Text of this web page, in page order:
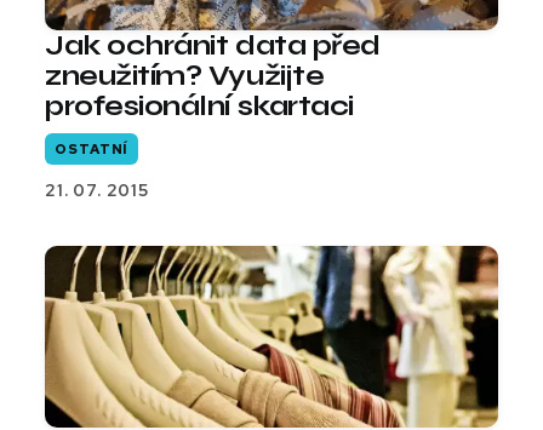
Jak ochránit data před
zneužitím? Využijte
profesionální skartaci
OSTATNÍ
21. 07. 2015